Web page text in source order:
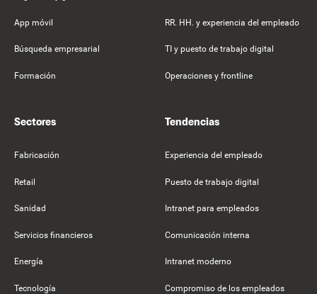
App móvil
Búsqueda empresarial
Formación
RR. HH. y experiencia del empleado
TI y puesto de trabajo digital
Operaciones y frontline
Sectores
Fabricación
Retail
Sanidad
Servicios financieros
Energía
Tecnología
Tendencias
Experiencia del empleado
Puesto de trabajo digital
Intranet para empleados
Comunicación interna
Intranet moderno
Compromiso de los empleados